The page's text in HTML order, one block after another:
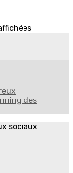
des
sociaux